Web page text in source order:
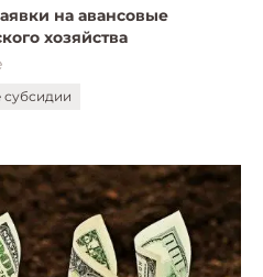
на авансовые
хозяйства
субсидии